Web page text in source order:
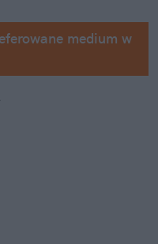
medium w